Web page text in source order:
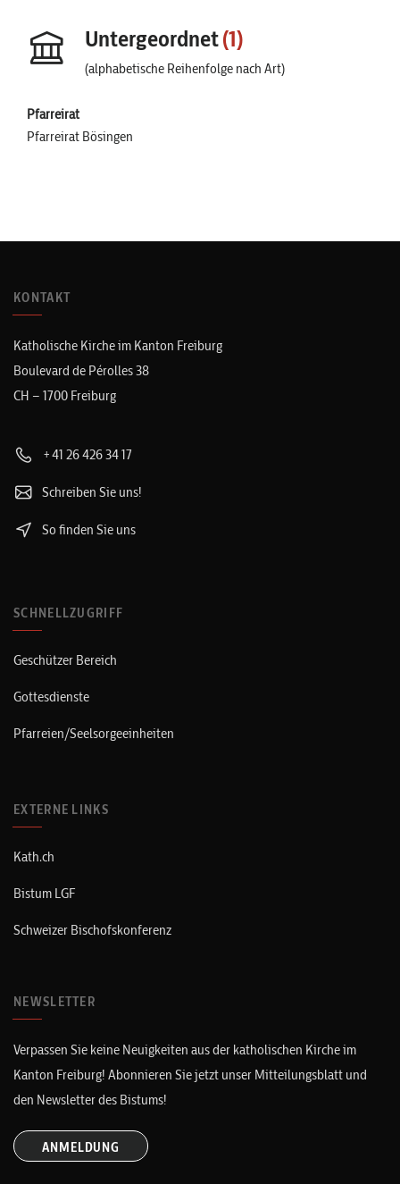
Untergeordnet(1)
(alphabetische Reihenfolge nach Art)
Pfarreirat
Pfarreirat Bösingen
KONTAKT
Katholische Kirche im Kanton Freiburg
Boulevard de Pérolles 38
CH – 1700 Freiburg
+41 26 426 34 17
Schreiben Sie uns!
So finden Sie uns
SCHNELLZUGRIFF
Geschützer Bereich
Gottesdienste
Pfarreien/Seelsorgeeinheiten
EXTERNE LINKS
Kath.ch
Bistum LGF
Schweizer Bischofskonferenz
NEWSLETTER
Verpassen Sie keine Neuigkeiten aus der katholischen Kirche im
Kanton Freiburg! Abonnieren Sie jetzt unser Mitteilungsblatt und
den Newsletter des Bistums!
ANMELDUNG